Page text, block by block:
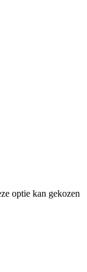
optie kan gekozen